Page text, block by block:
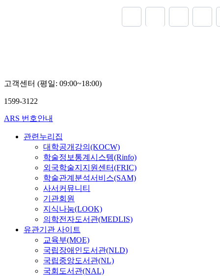
고객센터 (평일: 09:00~18:00)
1599-3122
ARS 번호안내
관련누리집
대학공개강의(KOCW)
학술정보통계시스템(Rinfo)
외국학술지지원센터(FRIC)
학술관계분석서비스(SAM)
사서커뮤니티
기관회원
지식나눔(LOOK)
의학전자도서관(MEDLIS)
유관기관 사이트
교육부(MOE)
국립장애인도서관(NLD)
국립중앙도서관(NL)
국회도서관(NAL)